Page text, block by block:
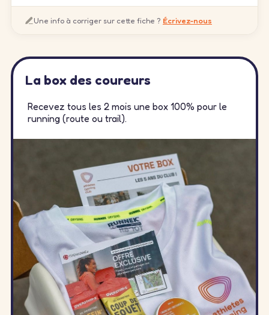
Une info à corriger sur cette fiche ? Écrivez-nous
La box des coureurs
Recevez tous les 2 mois une box 100% pour le
running (route ou trail).